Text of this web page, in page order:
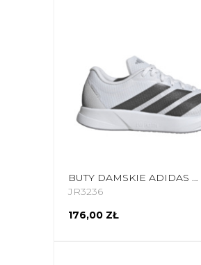
BUTY DAMSKIE ADIDAS DURAMO RC2 JR3236
JR3236
176,00 ZŁ